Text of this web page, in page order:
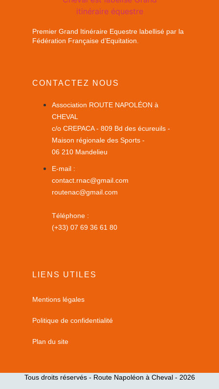
Premier Grand Itinéraire Equestre labellisé par la
Fédération Française d’Equitation.
CONTACTEZ NOUS
Association ROUTE NAPOLÉON à
CHEVAL
c/o CREPACA - 809 Bd des écureuils -
Maison régionale des Sports -
06 210 Mandelieu
E-mail :
contact.rnac@gmail.com
routenac@gmail.com
Téléphone :
(+33) 07 69 36 61 80
LIENS UTILES
Mentions légales
Politique de confidentialité
Plan du site
Tous droits réservés - Route Napoléon à Cheval - 2026